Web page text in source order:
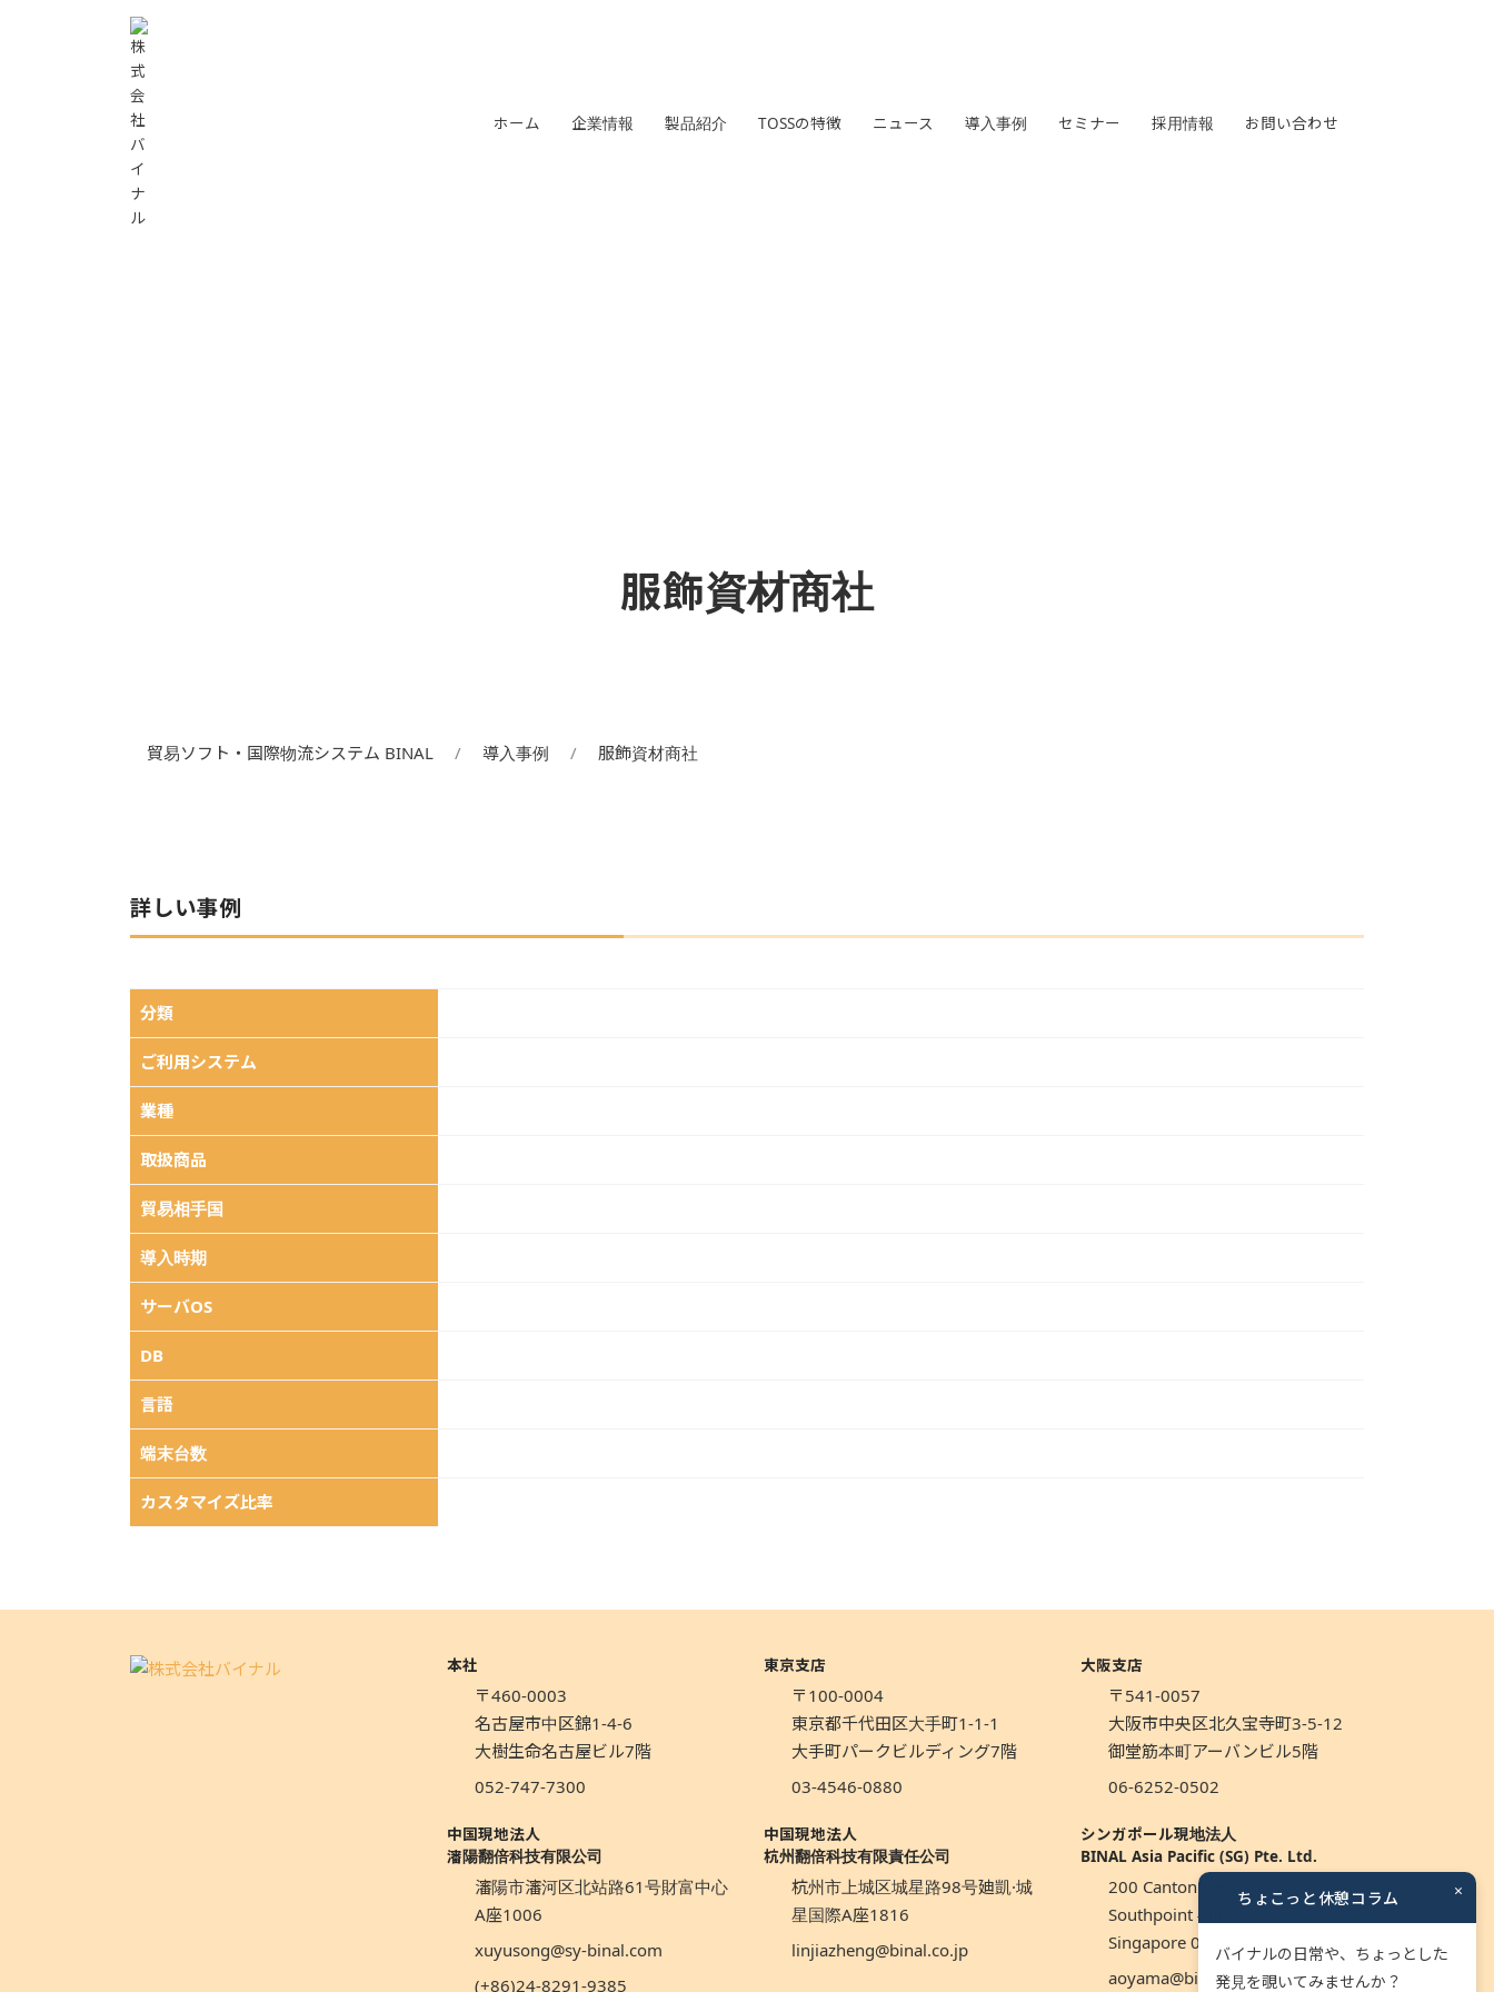
ホーム
ホーム 企業情報
企業情報 製品紹介
製品紹介 TOSSの特徴
TOSSの特徴 ニュース
ニュース 導入事例
導入事例 セミナー
セミナー 採用情報
採用情報 お問い合わせ
お問い合わせ
服飾資材商社
貿易ソフト・国際物流システム BINAL 導入事例 服飾資材商社
詳しい事例
BINALシステムの導入事例の詳細情報
分類
ご利用システム
業種
取扱商品
貿易相手国
導入時期
サーバOS
DB
言語
端末台数
カスタマイズ比率
本社
〒460-0003
名古屋市中区錦1-4-6
大樹生命名古屋ビル7階
052-747-7300
東京支店
〒100-0004
東京都千代田区大手町1-1-1
大手町パークビルディング7階
03-4546-0880
大阪支店
〒541-0057
大阪市中央区北久宝寺町3-5-12
御堂筋本町アーバンビル5階
06-6252-0502
中国現地法人
瀋陽翻倍科技有限公司
瀋陽市瀋河区北站路61号財富中心
A座1006
xuyusong@sy-binal.com
(+86)24-8291-9385
中国現地法人
杭州翻倍科技有限責任公司
杭州市上城区城星路98号廸凱·城
星国際A座1816
linjiazheng@binal.co.jp
シンガポール現地法人
BINAL Asia Pacific (SG) Pte. Ltd.
200 Cantonment Road,
Southpoint #06-01
Singapore 089763
aoyama@binal.co.jp
×
ちょこっと休憩コラム
バイナルの日常や、ちょっとした
発見を覗いてみませんか？